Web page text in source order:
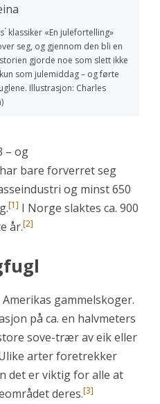
klassiker «En julefortelling»
seg, og gjennom den bli en
gjorde noe som slett ikke
som julemiddag – og førte
Illustrasjon: Charles
– og
bare forverret seg
og minst 650
[1] I Norge slaktes ca. 900
år.[2]
gammelskoger.
på ca. en halvmeters
sove-trær av eik eller
arter foretrekker
det er viktig for alle at
deres.[3]